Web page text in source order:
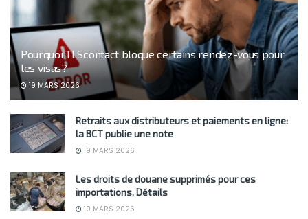
Pourquoi TLScontact bloque certains rendez-vous pour
les visas?
19 MARS 2026
Retraits aux distributeurs et paiements en ligne:
la BCT publie une note
19 MARS 2026
Les droits de douane supprimés pour ces
importations. Détails
19 MARS 2026